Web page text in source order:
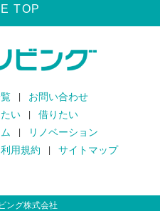
TOP
お問い合わせ
い
借りたい
リノベーション
利用規約 サイトマップ
ング株式会社